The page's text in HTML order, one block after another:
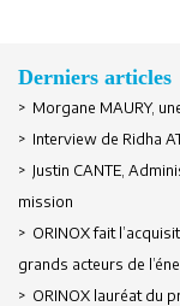
Derniers articles
> Morgane MAURY,
> Interview de Ridha
> Justin CANTE,
mission
> ORINOX fait
grands acteurs de
> ORINOX lauréat du